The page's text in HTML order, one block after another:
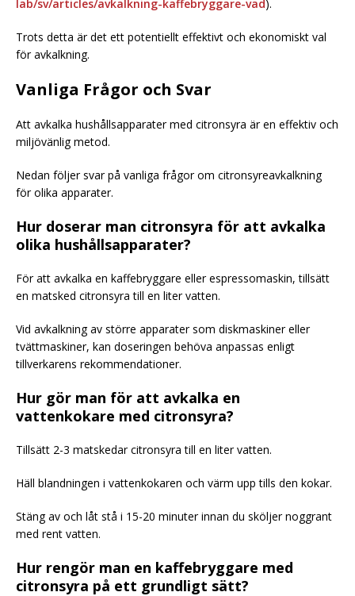
lab/sv/articles/avkalkning-kaffebryggare-vad).
Trots detta är det ett potentiellt effektivt och ekonomiskt val
för avkalkning.
Vanliga Frågor och Svar
Att avkalka hushållsapparater med citronsyra är en effektiv och
miljövänlig metod.
Nedan följer svar på vanliga frågor om citronsyreavkalkning
för olika apparater.
Hur doserar man citronsyra för att avkalka
olika hushållsapparater?
För att avkalka en kaffebryggare eller espressomaskin, tillsätt
en matsked citronsyra till en liter vatten.
Vid avkalkning av större apparater som diskmaskiner eller
tvättmaskiner, kan doseringen behöva anpassas enligt
tillverkarens rekommendationer.
Hur gör man för att avkalka en
vattenkokare med citronsyra?
Tillsätt 2-3 matskedar citronsyra till en liter vatten.
Häll blandningen i vattenkokaren och värm upp tills den kokar.
Stäng av och låt stå i 15-20 minuter innan du sköljer noggrant
med rent vatten.
Hur rengör man en kaffebryggare med
citronsyra på ett grundligt sätt?